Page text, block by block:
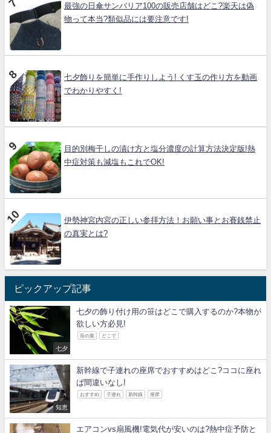
最強の日傘サンバリア100の販売店舗はどこ?楽天は偽
物って本当?類似品には要注意です!
七夕飾りを簡単に手作りしよう! くす玉の作り方を動画
でわかりやすく!
目的別梅干しの漬け方と塩分濃度の計算方法決定版!熱
中症対策も減塩もこれでOK!
伊勢神宮内宮の正しい参拝方法！お願い事とお賽銭禁止
の真実とは?
ピックアップ記事
七夕
七夕の飾り付け用の笹はどこで購入するのか?本物が
欲しい方必見!
笹の葉 どこで
知恵
新幹線で子連れの座席でおすすめはどこ?ココに座れ
ば間違いなし!
おすすめ 子連れ 新幹線 座席
エアコンvs扇風機!電気代が安いのは?熱中症予防と